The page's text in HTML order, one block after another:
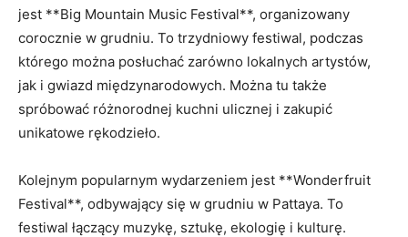
jest ⁤**Big Mountain​ Music Festival**, organizowany
corocznie w grudniu. To trzydniowy festiwal, podczas
którego można ⁤posłuchać zarówno lokalnych artystów,
jak i⁣ gwiazd międzynarodowych. Można tu także​
spróbować różnorodnej kuchni ulicznej i ‌zakupić
unikatowe rękodzieło.
Kolejnym popularnym wydarzeniem jest **Wonderfruit
Festival**, ​odbywający się w grudniu w Pattaya. To
festiwal łączący muzykę, sztukę, ekologię i kulturę.